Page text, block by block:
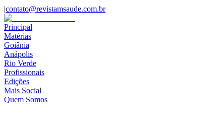
|contato@revistamsaude.com.br
Principal
Matérias
Goiânia
Anápolis
Rio Verde
Profissionais
Edições
Mais Social
Quem Somos